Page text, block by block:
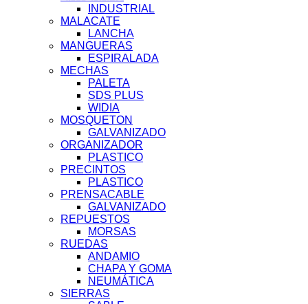
INDUSTRIAL
MALACATE
LANCHA
MANGUERAS
ESPIRALADA
MECHAS
PALETA
SDS PLUS
WIDIA
MOSQUETON
GALVANIZADO
ORGANIZADOR
PLASTICO
PRECINTOS
PLASTICO
PRENSACABLE
GALVANIZADO
REPUESTOS
MORSAS
RUEDAS
ANDAMIO
CHAPA Y GOMA
NEUMÁTICA
SIERRAS